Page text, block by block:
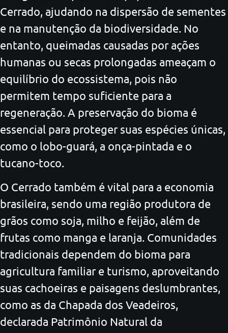
Cerrado, ajudando na dispersão de sementes
e na manutenção da biodiversidade. No
entanto, queimadas causadas por ações
humanas ou secas prolongadas ameaçam o
equilíbrio do ecossistema, pois não
permitem tempo suficiente para a
regeneração. A preservação do bioma é
essencial para proteger suas espécies únicas,
como o lobo-guará, a onça-pintada e o
tucano-toco.
O Cerrado também é vital para a economia
brasileira, sendo uma região produtora de
grãos como soja, milho e feijão, além de
frutas como manga e laranja. Comunidades
tradicionais dependem do bioma para
agricultura familiar e turismo, aproveitando
suas cachoeiras e paisagens deslumbrantes,
como as da Chapada dos Veadeiros,
declarada Patrimônio Natural da